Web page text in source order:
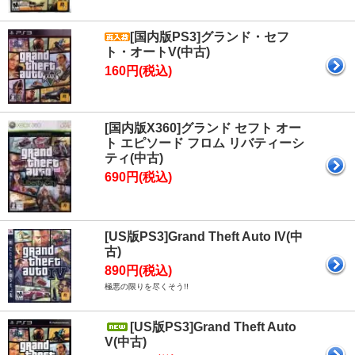
[国内版PS3]グランド・セフ
ト・オートV(中古)
160円(税込)
[国内版X360]グランド セフト オー
ト エピソード フロム リバティーシ
ティ(中古)
690円(税込)
[US版PS3]Grand Theft Auto IV(中
古)
890円(税込)
極悪の限りを尽くそう!!
[US版PS3]Grand Theft Auto
V(中古)